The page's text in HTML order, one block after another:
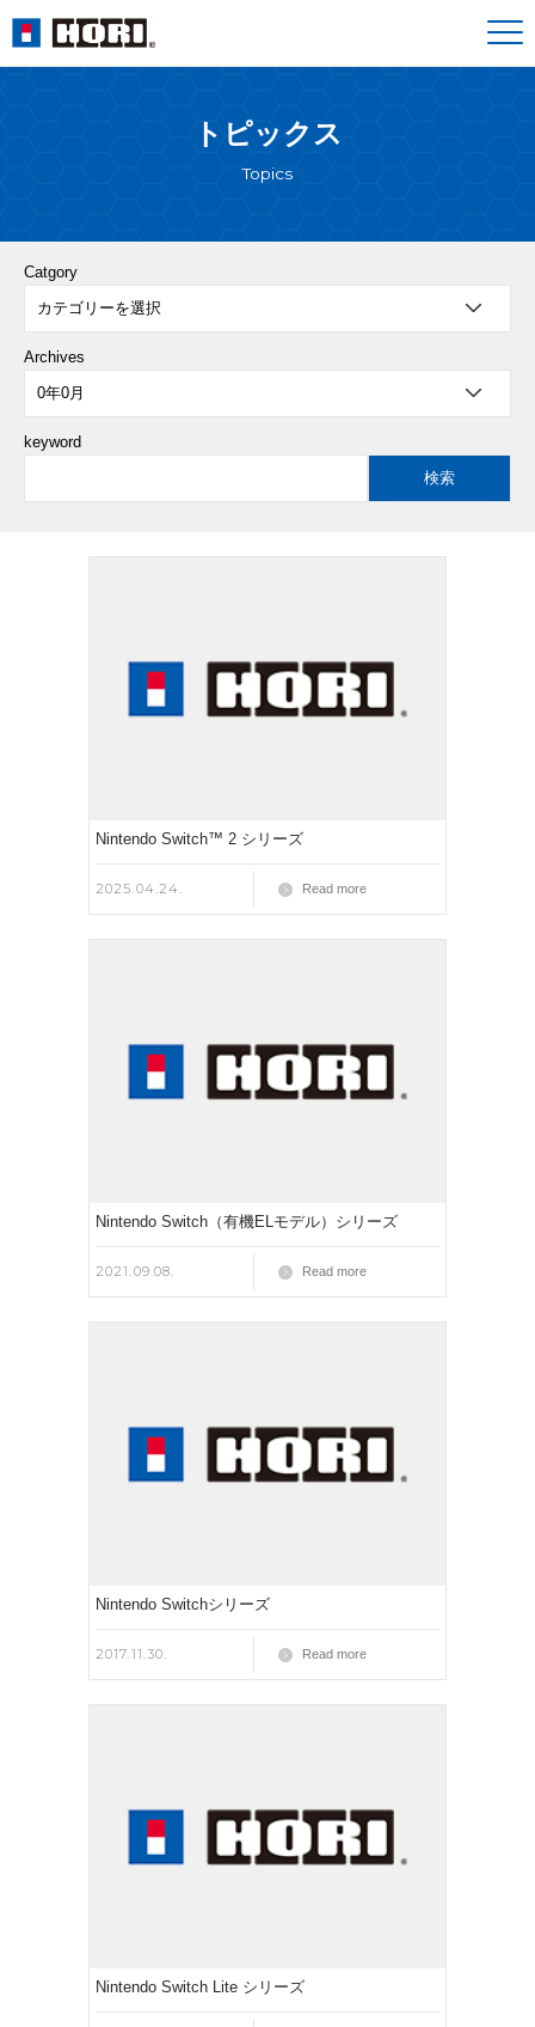
トピックス
Topics
Catgory
Archives
keyword
Nintendo Switch™ 2 シリーズ
2025.04.24. Read more
Nintendo Switch（有機ELモデル）シリーズ
2021.09.08. Read more
Nintendo Switchシリーズ
2017.11.30. Read more
Nintendo Switch Lite シリーズ